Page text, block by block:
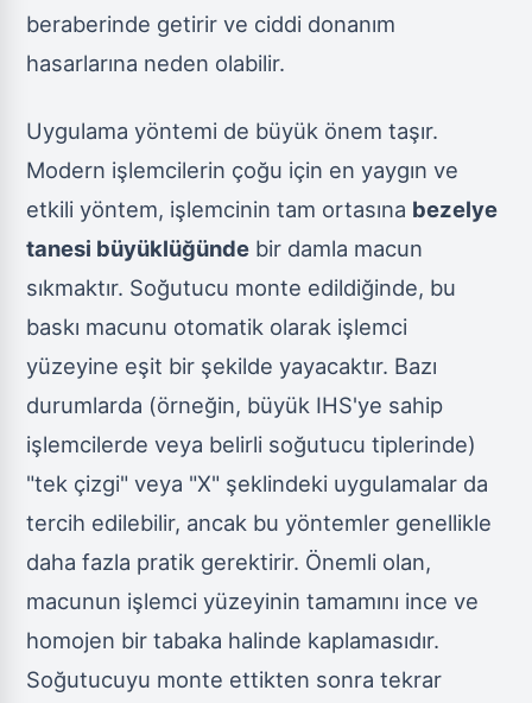
beraberinde getirir ve ciddi donanım
hasarlarına neden olabilir.
Uygulama yöntemi de büyük önem taşır.
Modern işlemcilerin çoğu için en yaygın ve
etkili yöntem, işlemcinin tam ortasına bezelye
tanesi büyüklüğünde bir damla macun
sıkmaktır. Soğutucu monte edildiğinde, bu
baskı macunu otomatik olarak işlemci
yüzeyine eşit bir şekilde yayacaktır. Bazı
durumlarda (örneğin, büyük IHS'ye sahip
işlemcilerde veya belirli soğutucu tiplerinde)
"tek çizgi" veya "X" şeklindeki uygulamalar da
tercih edilebilir, ancak bu yöntemler genellikle
daha fazla pratik gerektirir. Önemli olan,
macunun işlemci yüzeyinin tamamını ince ve
homojen bir tabaka halinde kaplamasıdır.
Soğutucuyu monte ettikten sonra tekrar